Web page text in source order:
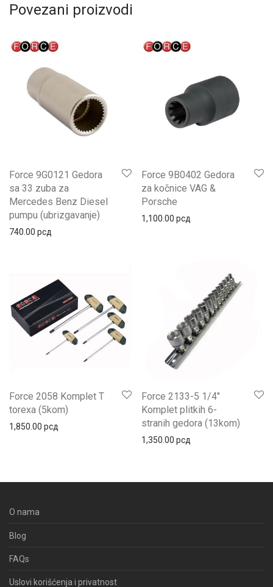
Povezani proizvodi
Force 9G0121 Gedora
sa 33 zuba za
Mercedes Benz Diesel
pumpu (ubrizgavanje)
740.00 рсд
Force 9B0402 Gedora
za kočnice VAG &
Porsche
1,100.00 рсд
Force 2058 Komplet T
torexa (5kom)
1,850.00 рсд
Force 2133-5 1/4″
Komplet plitkih 6-
stranih gedora (13kom)
1,350.00 рсд
O nama
Blog
FAQs
Uslovi korišćenja i privatnost